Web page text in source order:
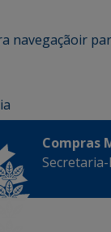
navegaçãoir
Compras